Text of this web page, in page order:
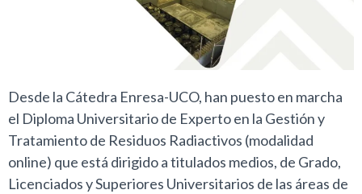
Desde la Cátedra Enresa-UCO, han puesto en marcha
el Diploma Universitario de Experto en la Gestión y
Tratamiento de Residuos Radiactivos (modalidad
online) que está dirigido a titulados medios, de Grado,
Licenciados y Superiores Universitarios de las áreas de